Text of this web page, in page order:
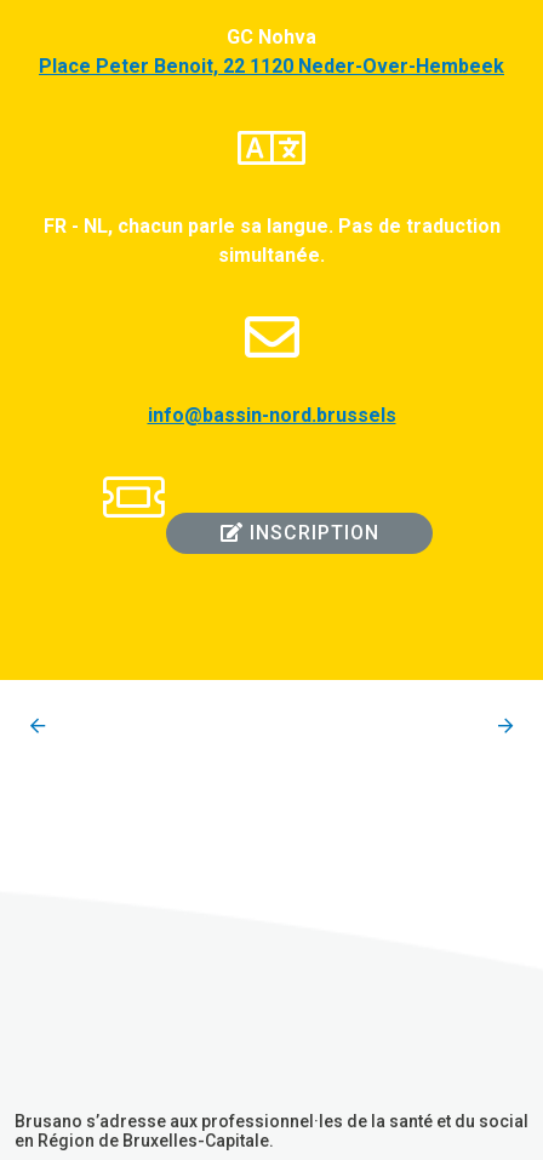
GC Nohva
Place Peter Benoit, 22 1120 Neder-Over-Hembeek
FR - NL, chacun parle sa langue. Pas de traduction
simultanée.
info@bassin-nord.brussels
INSCRIPTION
Brusano s’adresse aux professionnel·les de la santé et du social
en Région de Bruxelles-Capitale.